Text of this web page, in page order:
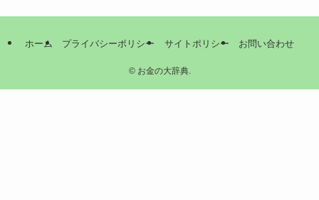
ホーム プライバシーポリシー サイトポリシー お問い合わせ
©お金の大辞典.